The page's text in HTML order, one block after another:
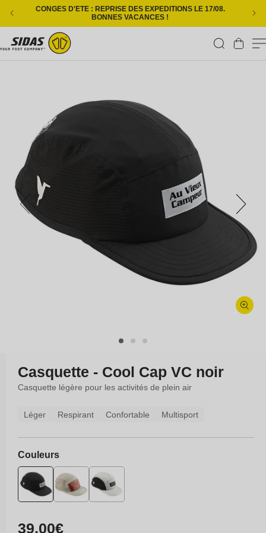
Ignorer et passer au contenu
CONGES D'ETE : REPRISE DES EXPEDITIONS LE 17/08.
BONNES VACANCES !
Panier
fenêtre
modale
Casquette - Cool Cap VC noir
Casquette légère pour les activités de plein air
Léger Respirant Confortable Multisport
Couleurs
Prix
39,00€